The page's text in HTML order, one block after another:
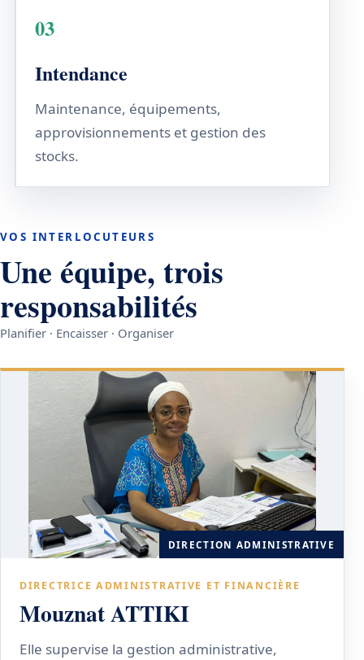
03
Intendance
Maintenance, équipements,
approvisionnements et gestion des
stocks.
VOS INTERLOCUTEURS
Une équipe, trois
responsabilités
Planifier · Encaisser · Organiser
DIRECTION ADMINISTRATIVE
DIRECTRICE ADMINISTRATIVE ET FINANCIÈRE
Mouznat ATTIKI
Elle supervise la gestion administrative,